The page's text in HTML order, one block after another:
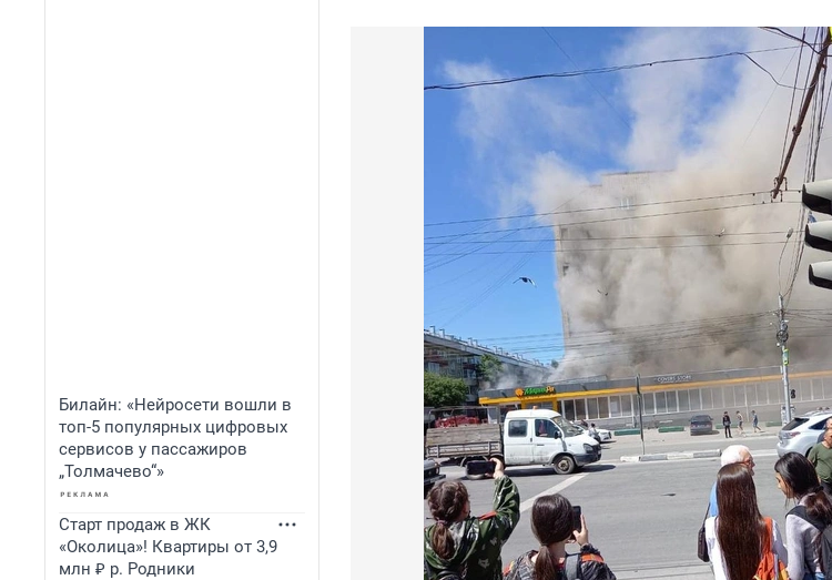
Билайн: «Нейросети вошли в
топ-5 популярных цифровых
сервисов у пассажиров
„Толмачево“»
Старт продаж в ЖК
«Околица»! Квартиры от 3,9
млн ₽ р. Родники